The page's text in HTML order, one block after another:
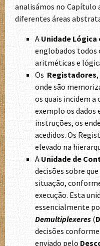
analisámos no Capítulo
diferentes áreas
A Unidade
englobados todos
aritméticas e
Os Registadores
onde são
os quais incidem a
exemplo os dados
instruções, os
acedidos. Os
elevado na
A Unidade de
decisões sobre
situação,
execução. Esta
essencialmente
Demultiplexeres (
decisões
enviado pelo